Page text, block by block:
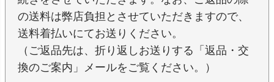
の送料は弊店負担とさせていただきますので、
送料着払いにてお送りください。
（ご返品先は、折り返しお送りする「返品・交
換のご案内」メールをご覧ください。）